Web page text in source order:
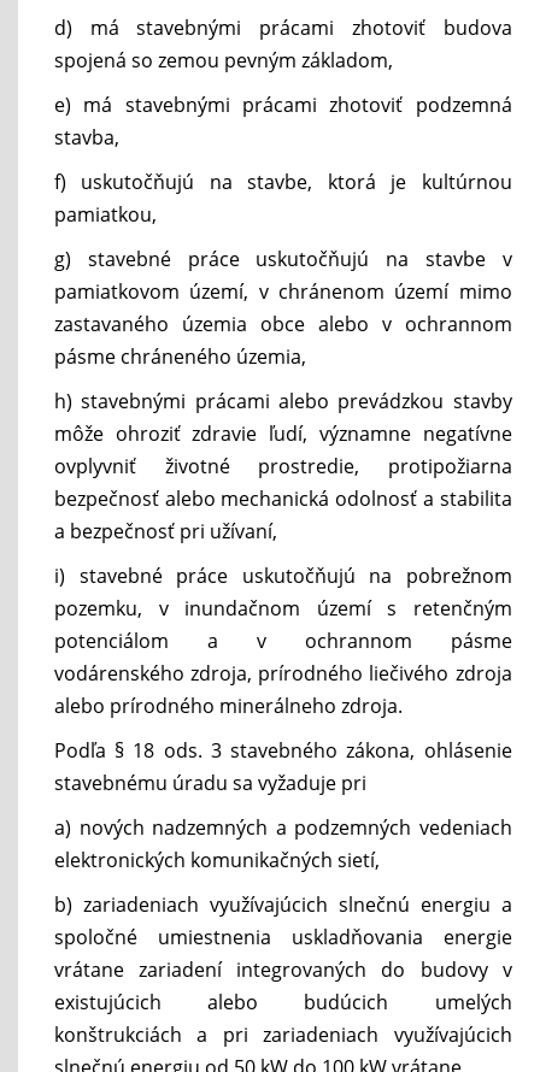
d) má stavebnými prácami zhotoviť budova
spojená so zemou pevným základom,
e) má stavebnými prácami zhotoviť podzemná
stavba,
f) uskutočňujú na stavbe, ktorá je kultúrnou
pamiatkou,
g) stavebné práce uskutočňujú na stavbe v
pamiatkovom území, v chránenom území mimo
zastavaného územia obce alebo v ochrannom
pásme chráneného územia,
h) stavebnými prácami alebo prevádzkou stavby
môže ohroziť zdravie ľudí, významne negatívne
ovplyvniť životné prostredie, protipožiarna
bezpečnosť alebo mechanická odolnosť a stabilita
a bezpečnosť pri užívaní,
i) stavebné práce uskutočňujú na pobrežnom
pozemku, v inundačnom území s retenčným
potenciálom a v ochrannom pásme
vodárenského zdroja, prírodného liečivého zdroja
alebo prírodného minerálneho zdroja.
Podľa § 18 ods. 3 stavebného zákona, ohlásenie
stavebnému úradu sa vyžaduje pri
a) nových nadzemných a podzemných vedeniach
elektronických komunikačných sietí,
b) zariadeniach využívajúcich slnečnú energiu a
spoločné umiestnenia uskladňovania energie
vrátane zariadení integrovaných do budovy v
existujúcich alebo budúcich umelých
konštrukciách a pri zariadeniach využívajúcich
slnečnú energiu od 50 kW do 100 kW vrátane,